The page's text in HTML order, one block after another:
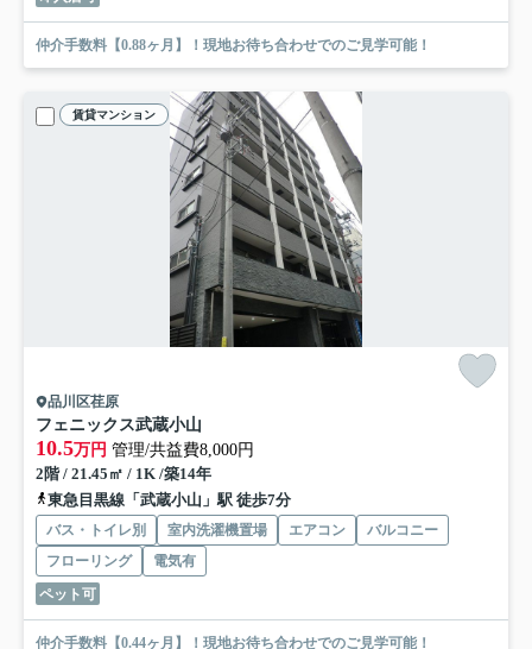
仲介手数料【0.88ヶ月】！現地お待ち合わせでのご見学可能！
賃貸マンション
品川区荏原
フェニックス武蔵小山
10.5万円 管理/共益費8,000円
2階 / 21.45㎡ / 1K /築14年
東急目黒線「武蔵小山」駅 徒歩7分
バス・トイレ別 室内洗濯機置場 エアコン
バルコニー
フローリング
電気有
ペット可
仲介手数料【0.44ヶ月】！現地お待ち合わせでのご見学可能！